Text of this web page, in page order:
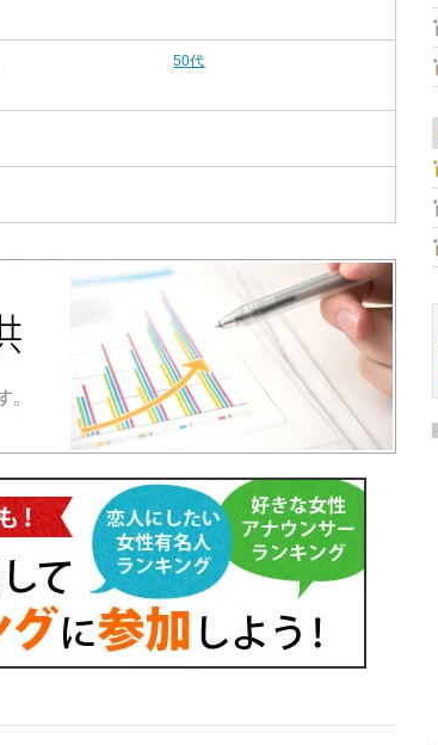
50代